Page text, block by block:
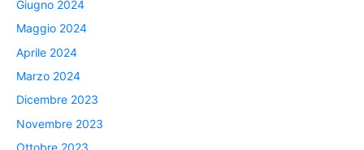
Giugno 2024
Maggio 2024
Aprile 2024
Marzo 2024
Dicembre 2023
Novembre 2023